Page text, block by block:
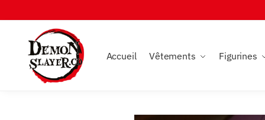
to
navigation
to
Accueil Vêtements Figurines